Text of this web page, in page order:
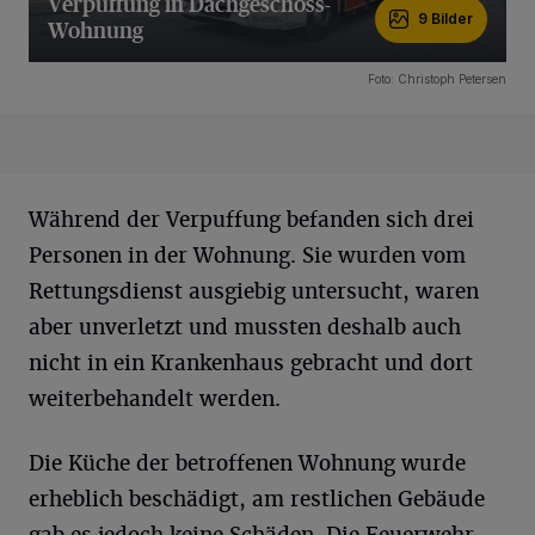
Wohnung
9 Bilder
Foto: Christoph Petersen
Während der Verpuffung befanden sich drei
Personen in der Wohnung. Sie wurden vom
Rettungsdienst ausgiebig untersucht, waren
aber unverletzt und mussten deshalb auch
nicht in ein Krankenhaus gebracht und dort
weiterbehandelt werden.
Die Küche der betroffenen Wohnung wurde
erheblich beschädigt, am restlichen Gebäude